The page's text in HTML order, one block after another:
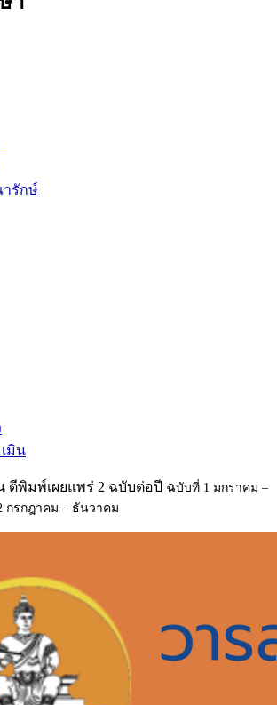
รักษ์
มิน
ตีพิมพ์เผยแพร่ 2 ฉบับต่อปี ฉบับที่ 1 มกราคม –
กรกฎาคม – ธันวาคม